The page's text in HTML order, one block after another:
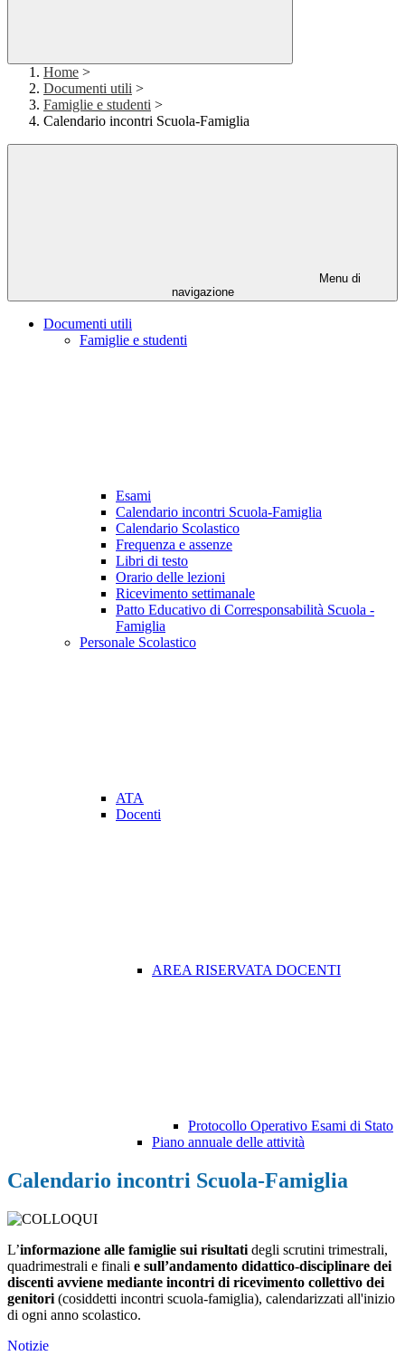
Home >
Documenti utili >
Famiglie e studenti >
Calendario incontri Scuola-Famiglia
Menu di
navigazione
Documenti utili
Famiglie e studenti
Esami
Calendario incontri Scuola-Famiglia
Calendario Scolastico
Frequenza e assenze
Libri di testo
Orario delle lezioni
Ricevimento settimanale
Patto Educativo di Corresponsabilità Scuola -
Famiglia
Personale Scolastico
ATA
Docenti
AREA RISERVATA DOCENTI
Protocollo Operativo Esami di Stato
Piano annuale delle attività
Calendario incontri Scuola-Famiglia
L’informazione alle famiglie sui risultati degli scrutini trimestrali,
quadrimestrali e finali e sull’andamento didattico-disciplinare dei
discenti avviene mediante incontri di ricevimento collettivo dei
genitori (cosiddetti incontri scuola-famiglia), calendarizzati all'inizio
di ogni anno scolastico.
Notizie